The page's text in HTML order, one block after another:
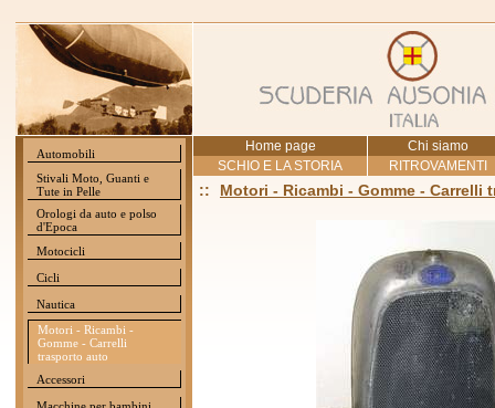
Automobili
Stivali Moto, Guanti e
Tute in Pelle
Orologi da auto e polso
d'Epoca
Motocicli
Cicli
Nautica
Motori - Ricambi -
Gomme - Carrelli
trasporto auto
Accessori
Home page
Chi siamo
SCHIO E LA STORIA
RITROVAMENTI
:: Motori - Ricambi - Gomme - Carrelli